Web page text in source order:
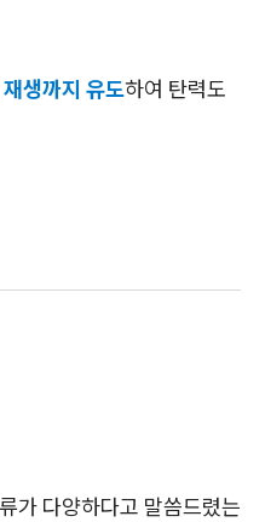
생까지 유도하여 탄력도
가 다양하다고 말씀드렸는